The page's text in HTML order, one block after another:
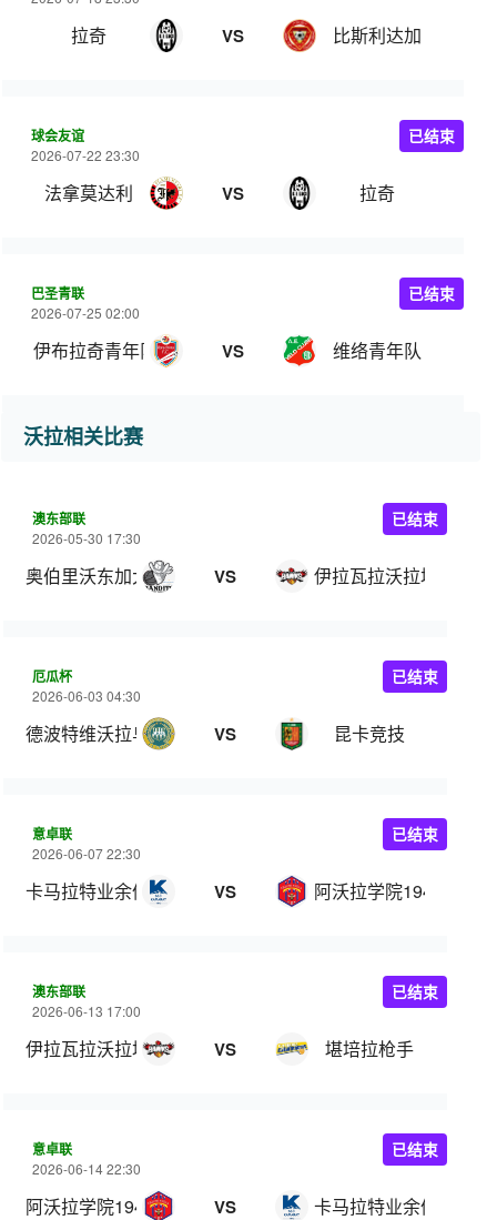
拉奇 VS 比斯利达加
球会友谊
2026-07-22 23:30
法拿莫达利 VS 拉奇
已结束
巴圣青联
2026-07-25 02:00
伊布拉奇青年队 VS 维络青年队
已结束
沃拉相关比赛
澳东部联
2026-05-30 17:30
奥伯里沃东加大盗 VS 伊拉瓦拉沃拉塔鹰
已结束
厄瓜杯
2026-06-03 04:30
德波特维沃拉乌联 VS 昆卡竞技
已结束
意卓联
2026-06-07 22:30
卡马拉特业余体育俱乐部VS 阿沃拉学院1949
已结束
澳东部联
2026-06-13 17:00
伊拉瓦拉沃拉塔鹰 VS 堪培拉枪手
已结束
意卓联
2026-06-14 22:30
阿沃拉学院1949 VS 卡马拉特业余体育俱乐
已结束